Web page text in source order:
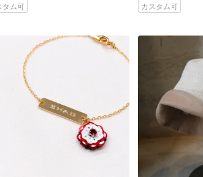
タム可 カスタム可